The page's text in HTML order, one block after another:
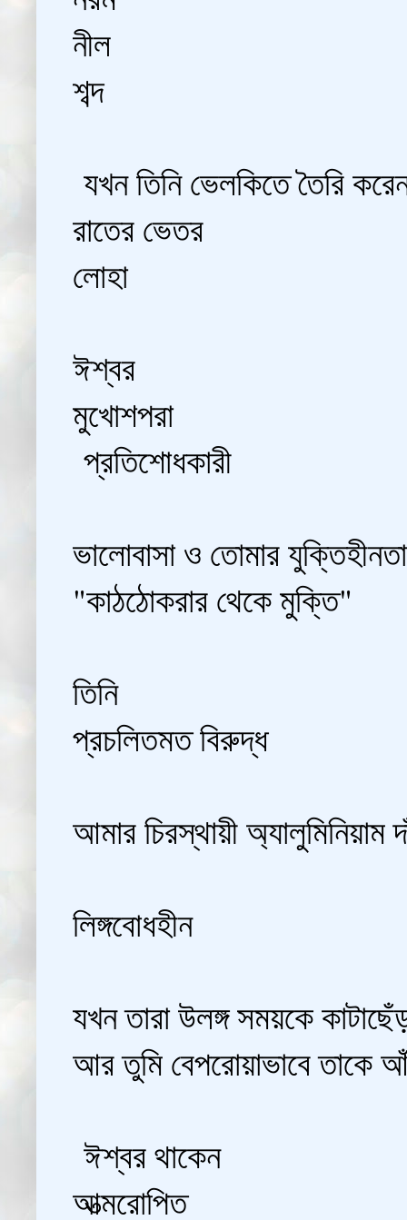
নীল
শব্দ
যখন তিনি ভেলকিতে তৈরি
রাতের ভেতর
লোহা
ঈশ্বর
মুখোশপরা
প্রতিশোধকারী
ভালোবাসা ও তোমার যুক্তিহীনতা
"কাঠঠোকরার থেকে মুক্তি"
তিনি
প্রচলিতমত বিরুদ্ধ
আমার চিরস্থায়ী অ্যালুমিনিয়াম
লিঙ্গবোধহীন
যখন তারা উলঙ্গ সময়কে
আর তুমি বেপরোয়াভাবে তাকে
ঈশ্বর থাকেন
আত্মরোপিত